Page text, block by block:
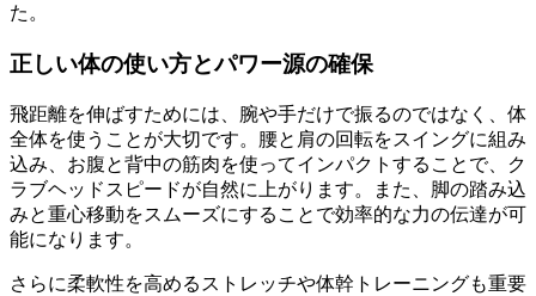
た。
正しい体の使い方とパワー源の確保
飛距離を伸ばすためには、腕や手だけで振るのではなく、体
全体を使うことが大切です。腰と肩の回転をスイングに組み
込み、お腹と背中の筋肉を使ってインパクトすることで、ク
ラブヘッドスピードが自然に上がります。また、脚の踏み込
みと重心移動をスムーズにすることで効率的な力の伝達が可
能になります。
さらに柔軟性を高めるストレッチや体幹トレーニングも重要